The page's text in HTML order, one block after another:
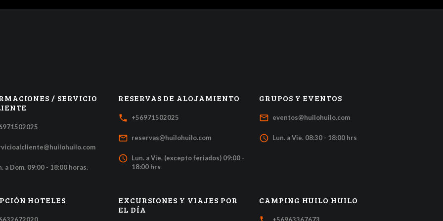
/ SERVICIO
a Dom. 09:00 - 18:00 horas.
RESERVAS DE ALOJAMIENTO
local_phone +56971502025
mail_outline reservas@huilohuilo.com
access_time Lun. a Vie. (excepto feriados) 09:00 -
18:00 hrs
GRUPOS Y EVENTOS
mail_outline eventos@huilohuilo.com
access_time Lun. a Vie. 08:30 - 18:00 hrs
HOTELES
EXCURSIONES Y VIAJES POR
EL DÍA
CAMPING HUILO HUILO